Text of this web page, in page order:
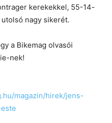
kerekekkel, 55-14-
nagy sikerét.
a Bikemag olvasói
nek!
magazin/hirek/jens-